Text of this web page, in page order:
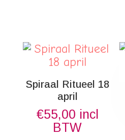
Spiraal Ritueel 18
april
€55,00 incl
BTW